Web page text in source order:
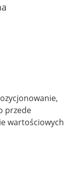
przede
wartościowych